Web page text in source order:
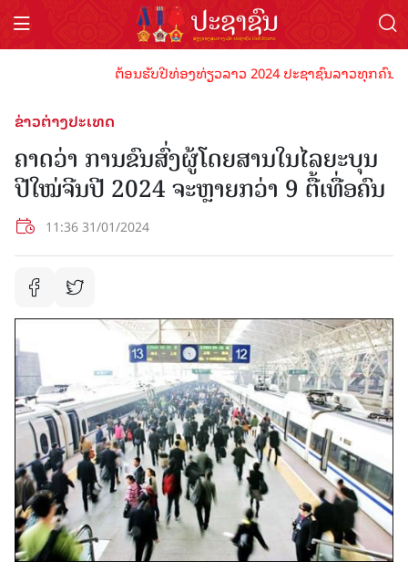
ຕ້ອນຮັບປີທ່ອງທ່ຽວລາວ 2024 ປະຊາຊົນລາວທຸກຄົນຈົ່
ຂ່າວຕ່າງປະເທດ
ຄາດວ່າ ການຂົນສົ່ງຜູ້ໂດຍສານໃນໄລຍະບຸນ
ປີໃໝ່ຈີນປີ 2024 ຈະຫຼາຍກວ່າ 9 ຕື້ເທື່ອຄົນ
11:36 31/01/2024